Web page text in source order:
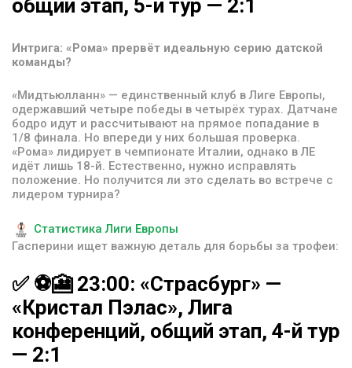
общий этап, 5-й тур — 2:1
Интрига: «Рома» прервёт идеальную серию датской
команды?
«Мидтьюлланн» — единственный клуб в Лиге Европы,
одержавший четыре победы в четырёх турах. Датчане
бодро идут и рассчитывают на прямое попадание в
1/8 финала. Но впереди у них большая проверка.
«Рома» лидирует в чемпионате Италии, однако в ЛЕ
идёт лишь 18-й. Естественно, нужно исправлять
положение. Но получится ли это сделать во встрече с
лидером турнира?
Статистика Лиги Европы
Гасперини ищет важную деталь для борьбы за трофеи:
✅ ⚽️🎦 23:00: «Страсбург» —
«Кристал Пэлас», Лига
конференций, общий этап, 4-й тур
— 2:1